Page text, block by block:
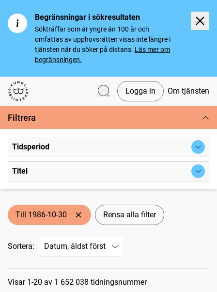
Begränsningar i sökresultaten
Sökträffar som är yngre än 100 år och
omfattas av upphovsrätten visas inte längre i
tjänsten när du söker på distans. Läs mer om
begränsningen.
Svenska tidningar
Logga in Om tjänsten
Filtrera
Tidsperiod
Titel
Till 1986-10-30 Rensa alla filter
Sortera:
Sökresultat
Visar 1-20 av 1 652 038 tidningsnummer